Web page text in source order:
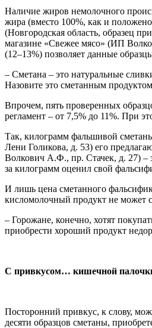
Наличие жиров немолочного
жира (вместо 100%, как и
(Новгородская область, образец
магазине «Свежее мясо» (ИП
(12–13%) позволяет данные
– Сметана – это натуральные
Назовите это сметанным
Впрочем, пять проверенных
регламент – от 7,5% до 11%. При
Так, килограмм фальшивой
Лени Голикова, д. 53) его
Волкович А.Ф., пр. Стачек, д. 27) –
за килограмм оценил свой
И лишь цена сметанного
кисломолочный продукт не может
– Горожане, конечно, хотят
приобрести хороший продукт
С привкусом… кишечной
Посторонний привкус, к слову,
десяти образцов сметаны,